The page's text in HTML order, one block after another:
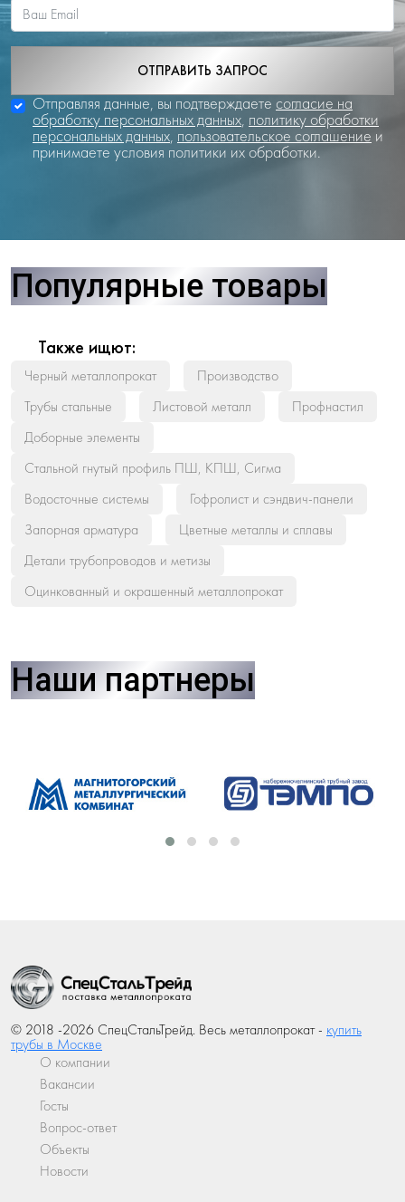
ОТПРАВИТЬ ЗАПРОС
Отправляя данные, вы подтверждаете согласие на
обработку персональных данных, политику обработки
персональных данных, пользовательское соглашение и
принимаете условия политики их обработки.
Популярные товары
Также ищют:
Черный металлопрокат
Производство
Трубы стальные
Листовой металл
Профнастил
Доборные элементы
Стальной гнутый профиль ПШ, КПШ, Сигма
Водосточные системы
Гофролист и сэндвич-панели
Запорная арматура
Цветные металлы и сплавы
Детали трубопроводов и метизы
Оцинкованный и окрашенный металлопрокат
Наши партнеры
© 2018 -2026 СпецСтальТрейд. Весь металлопрокат - купить
трубы в Москве
О компании
Вакансии
Госты
Вопрос-ответ
Объекты
Новости